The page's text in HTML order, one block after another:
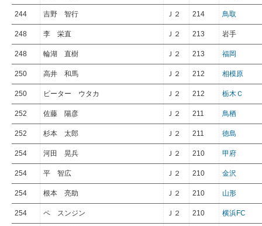
244 吉野 智行 Ｊ２ 214 鳥取
248 李 栄直 Ｊ２ 213 岩手
248 輪湖 直樹 Ｊ２ 213 福岡
250 高井 和馬 Ｊ２ 212 相模原
250 ピーター ウタカ Ｊ２ 212 栃木Ｃ
252 佐藤 陽彦 Ｊ２ 211 鳥栖
252 杉本 太郎 Ｊ２ 211 徳島
254 河田 晃兵 Ｊ２ 210 甲府
254 平 智広 Ｊ２ 210 金沢
254 根本 亮助 Ｊ２ 210 山形
254 ペ スンジン Ｊ２ 210 横浜FC